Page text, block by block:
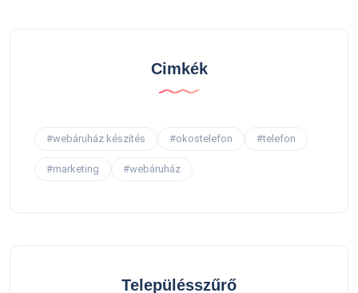
Cimkék
#webáruház készítés #okostelefon #telefon
#marketing #webáruház
Településszűrő